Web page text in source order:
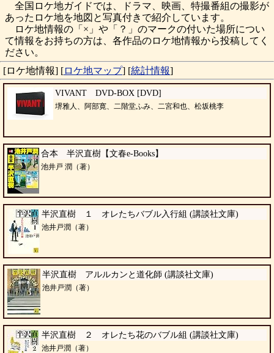
全国ロケ地ガイドでは、ドラマ、映画、特撮番組の撮影が
あったロケ地を地図と写真付きで紹介しています。
ロケ地情報の「×」や「？」のマークの付いた場所につい
て情報をお持ちの方は、各作品のロケ地情報から投稿してく
ださい。
[ロケ地情報] [ロケ地マップ] [統計情報]
VIVANT DVD-BOX [DVD]
堺雅人、阿部寛、二階堂ふみ、二宮和也、松坂桃李
合本 半沢直樹【文春e-Books】
池井戸 潤（著）
半沢直樹 １ オレたちバブル入行組 (講談社文庫)
池井戸潤（著）
半沢直樹 アルルカンと道化師 (講談社文庫)
池井戸潤（著）
半沢直樹 ２ オレたち花のバブル組 (講談社文庫)
池井戸潤（著）